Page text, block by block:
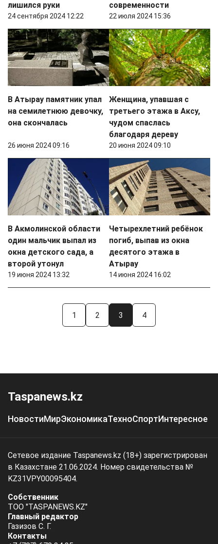
лишился руки
24 сентября 2024 12:22
современности
22 июля 2024 15:36
В Атырау памятник упал
на семилетнюю девочку,
она скончалась
26 июня 2024 09:16
Женщина, упавшая с
третьего этажа в Аксу,
чудом спаслась
благодаря дереву
20 июня 2024 09:10
В Акмолинской области
один мальчик выпал из
окна детского сада, а
второй утонул
19 июня 2024 13:32
Четырехлетний ребёнок
погиб, выпав из окна
десятого этажа в
Атырау
14 июня 2024 16:02
1 2 3 4
Taspanews.kz
НовостиМирЭкономикаТехноСпортИнтересное
Сетевое издание Taspanews.kz (18+) зарегистрирован
в Казахстане 21.06.2024. Номер свидетельства №
KZ31VPY00095404.
Собственник
ТОО "TASPANEWS.KZ"
Главный редактор
Газизов С. Г.
Контакты